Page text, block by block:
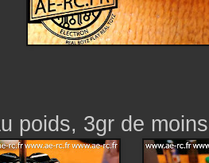
poids, 3gr de